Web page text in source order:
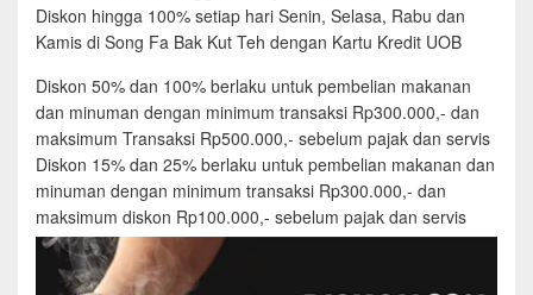
Diskon hingga 100% setiap hari Senin, Selasa, Rabu dan
Kamis di Song Fa Bak Kut Teh dengan Kartu Kredit UOB
Diskon 50% dan 100% berlaku untuk pembelian makanan
dan minuman dengan minimum transaksi Rp300.000,- dan
maksimum Transaksi Rp500.000,- sebelum pajak dan servis
Diskon 15% dan 25% berlaku untuk pembelian makanan dan
minuman dengan minimum transaksi Rp300.000,- dan
maksimum diskon Rp100.000,- sebelum pajak dan servis